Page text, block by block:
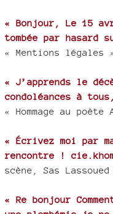
« Bonjour, Le 15
tombée par hasard
« Mentions légales
« J’apprends le
condoléances à
« Hommage au poète
« Écrivez moi par
rencontre !
scène, Sas
« Re bonjour